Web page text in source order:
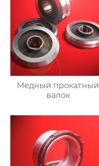
Медный прокатный
валок